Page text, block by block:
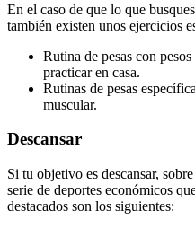
En el caso de que lo que
también existen unos ejercicios
Rutina de pesas con
practicar en casa.
Rutinas de pesas
muscular.
Descansar
Si tu objetivo es descansar,
serie de deportes económicos
destacados son los siguientes: